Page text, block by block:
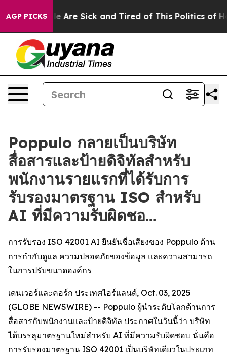
AGP PICKS
“People Are Sick and Tired of This Politics of
Poppulo กลายเป็นบริษัท
สื่อสารและป้ายดิจิทัลสำหรับ
พนักงานรายแรกที่ได้รับการ
รับรองมาตรฐาน ISO สำหรับ
AI ที่มีความรับผิดชอ…
การรับรอง ISO 42001 AI ยืนยันชื่อเสียงของ Poppulo ด้าน
การกำกับดูแล ความปลอดภัยของข้อมูล และความสามารถ
ในการปรับขนาดองค์กร
เดนเวอร์และคอร์ก ประเทศไอร์แลนด์, Oct. 03, 2025
(GLOBE NEWSWIRE) -- Poppulo ผู้นำระดับโลกด้านการ
สื่อสารกับพนักงานและป้ายดิจิทัล ประกาศในวันนี้ว่า บริษัท
ได้บรรลุมาตรฐานใหม่สำหรับ AI ที่มีความรับผิดชอบ นั่นคือ
การรับรองมาตรฐาน ISO 42001 เป็นบริษัทเดียวในประเภท